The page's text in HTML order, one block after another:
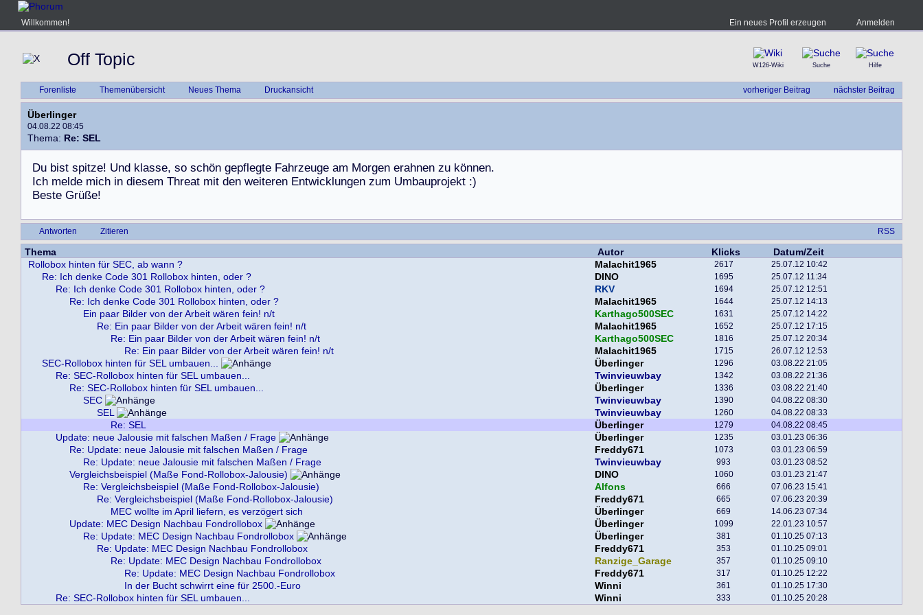
Willkommen! Ein neues Profil erzeugen Anmelden
Off Topic W126-Wiki Suche Hilfe
vorheriger Beitrag nächster Beitrag
Forenliste Themenübersicht Neues Thema Druckansicht
Überlinger
04.08.22 08:45
Thema: Re: SEL
Du bist spitze! Und klasse, so schön gepflegte Fahrzeuge am Morgen erahnen zu können.
Ich melde mich in diesem Threat mit den weiteren Entwicklungen zum Umbauprojekt :)
Beste Grüße!
Antworten Zitieren RSS
Thema Autor Klicks
Datum/Zeit
Rollobox hinten für SEC, ab wann ?
Malachit1965 2617 25.07.12 10:42
Re: Ich denke Code 301 Rollobox hinten, oder ? DINO 1695 25.07.12 11:34
Re: Ich denke Code 301 Rollobox hinten, oder ? RKV 1694 25.07.12 12:51
Re: Ich denke Code 301 Rollobox hinten, oder ? Malachit1965 1644 25.07.12 14:13
Ein paar Bilder von der Arbeit wären fein! n/t Karthago500SEC 1631 25.07.12 14:22
Re: Ein paar Bilder von der Arbeit wären fein! n/t Malachit1965 1652 25.07.12 17:15
Re: Ein paar Bilder von der Arbeit wären fein! n/t Karthago500SEC 1816 25.07.12 20:34
Re: Ein paar Bilder von der Arbeit wären fein! n/t Malachit1965 1715 26.07.12 12:53
SEC-Rollobox hinten für SEL umbauen... Überlinger 1296 03.08.22 21:05
Re: SEC-Rollobox hinten für SEL umbauen... Twinvieuwbay 1342 03.08.22 21:36
Re: SEC-Rollobox hinten für SEL umbauen... Überlinger 1336 03.08.22 21:40
SEC Twinvieuwbay 1390 04.08.22 08:30
SEL Twinvieuwbay 1260 04.08.22 08:33
Re: SEL Überlinger 1279 04.08.22 08:45
Update: neue Jalousie mit falschen Maßen / Frage Überlinger 1235 03.01.23 06:36
Re: Update: neue Jalousie mit falschen Maßen / Frage Freddy671 1073 03.01.23 06:59
Re: Update: neue Jalousie mit falschen Maßen / Frage Twinvieuwbay 993 03.01.23 08:52
Vergleichsbeispiel (Maße Fond-Rollobox-Jalousie) DINO 1060 03.01.23 21:47
Re: Vergleichsbeispiel (Maße Fond-Rollobox-Jalousie) Alfons 666 07.06.23 15:41
Re: Vergleichsbeispiel (Maße Fond-Rollobox-Jalousie) Freddy671 665 07.06.23 20:39
MEC wollte im April liefern, es verzögert sich Überlinger 669 14.06.23 07:34
Update: MEC Design Nachbau Fondrollobox Überlinger 1099 22.01.23 10:57
Re: Update: MEC Design Nachbau Fondrollobox Überlinger 381 01.10.25 07:13
Re: Update: MEC Design Nachbau Fondrollobox Freddy671 353 01.10.25 09:01
Re: Update: MEC Design Nachbau Fondrollobox Ranzige_Garage 357 01.10.25 09:10
Re: Update: MEC Design Nachbau Fondrollobox Freddy671 317 01.10.25 12:22
In der Bucht schwirrt eine für 2500.-Euro Winni 361 01.10.25 17:30
Re: SEC-Rollobox hinten für SEL umbauen... Winni 333 01.10.25 20:28